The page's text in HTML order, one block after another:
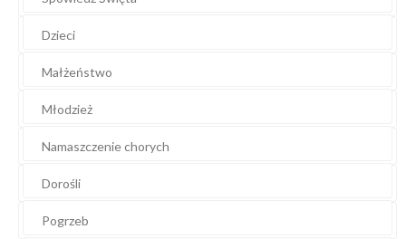
Dzieci
Małżeństwo
Młodzież
Namaszczenie chorych
Dorośli
Pogrzeb